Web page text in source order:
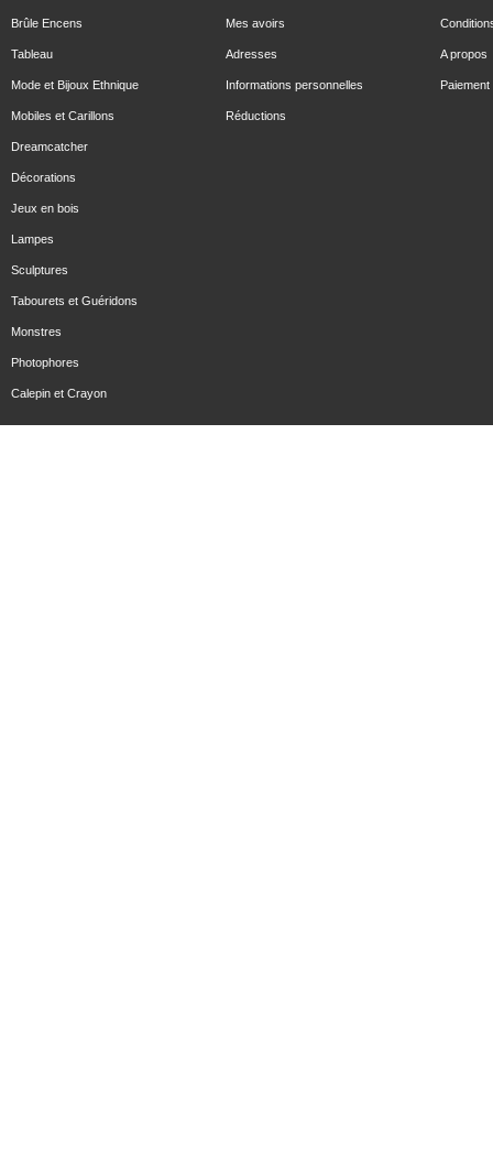
Brûle Encens
Tableau
Mode et Bijoux Ethnique
Mobiles et Carillons
Dreamcatcher
Décorations
Jeux en bois
Lampes
Sculptures
Tabourets et Guéridons
Monstres
Photophores
Calepin et Crayon
Mes avoirs
Adresses
Informations personnelles
Réductions
A propos